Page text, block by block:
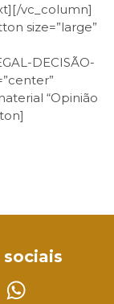
vc_column]
size=”large”
DECISÃO-
“Opinião